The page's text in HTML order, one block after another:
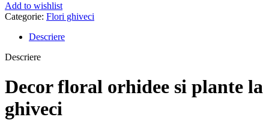
Add to wishlist
Categorie: Flori ghiveci
Descriere
Descriere
Decor floral orhidee si plante la
ghiveci